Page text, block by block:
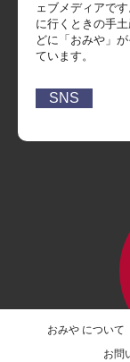
ェブメディアで
に行くときの手
どに「おみや」
ています。
SNS
おみや について
お問